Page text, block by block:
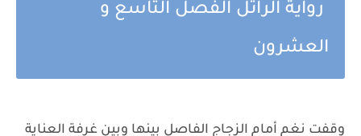
رواية الراتل الفصل التاسع و
العشرون
وقفت نغم أمام الزجاج الفاصل بينها وبين غرفة العناية